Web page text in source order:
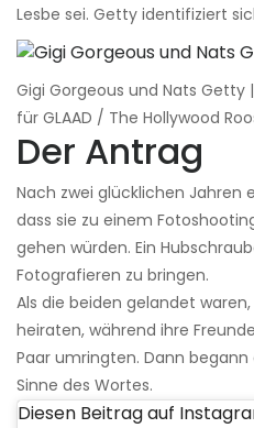
Lesbe sei. Getty identifiziert
Gigi Gorgeous und Nats
für GLAAD / The Hollywood
Der Antrag
Nach zwei glücklichen Jahren
dass sie zu einem
gehen würden. Ein
Fotografieren zu bringen.
Als die beiden gelandet
heiraten, während ihre
Paar umringten. Dann
Sinne des Wortes.
Diesen Beitrag auf